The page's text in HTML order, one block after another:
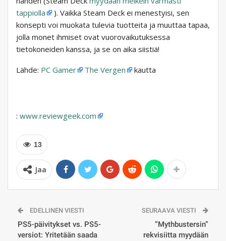
tappiolla
). Vaikka Steam Deck ei menestyisi, sen
konsepti voi muokata tulevia tuotteita ja muuttaa tapaa,
jolla monet ihmiset ovat vuorovaikutuksessa
tietokoneiden kanssa, ja se on aika siistiä!
Lähde: PC Gamer The Vergen kautta
: www.reviewgeek.com
13
Jaa
EDELLINEN VIESTI
PS5-päivitykset vs. PS5-
versiot: Yritetään saada
SEURAAVA VIESTI
”Mythbustersin”
rekvisiitta myydään